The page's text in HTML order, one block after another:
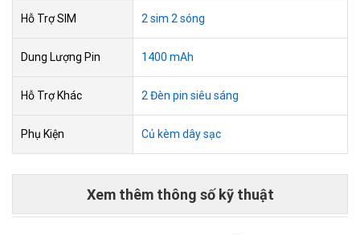
Hỗ Trợ SIM 2 sim 2 sóng
Dung Lượng Pin 1400 mAh
Hỗ Trợ Khác 2 Đèn pin siêu sáng
Phụ Kiện Củ kèm dây sạc
Xem thêm thông số kỹ thuật